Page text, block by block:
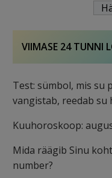
VIIMASE 24 TUNNI
Test: sümbol, mis su
vangistab, reedab su
Kuuhoroskoop:
Mida räägib Sinu
number?